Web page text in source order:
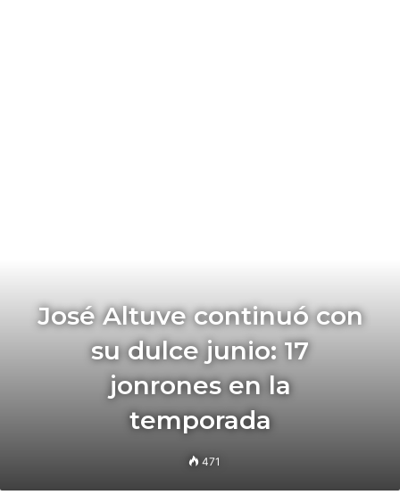
José Altuve continuó con
su dulce junio: 17
jonrones en la
temporada
471